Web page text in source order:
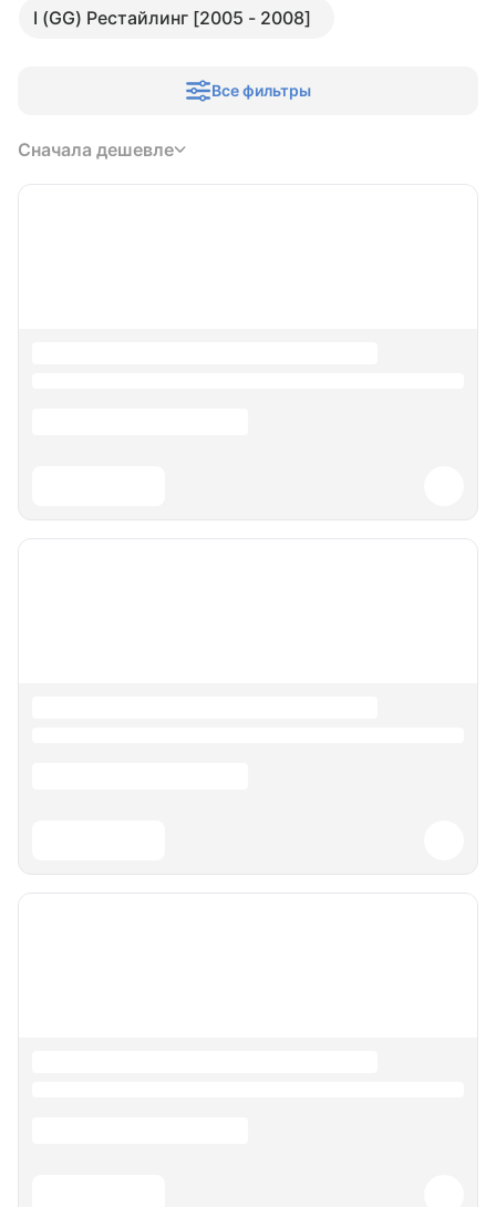
I (GG) Рестайлинг [2005 - 2008]
Все фильтры
Сначала дешевле